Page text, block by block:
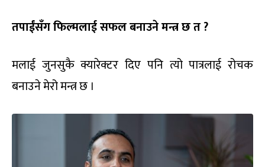
तपाईंसँग फिल्मलाई सफल बनाउने मन्त्र छ त ?
मलाई जुनसुकै क्यारेक्टर दिए पनि त्यो पात्रलाई रोचक
बनाउने मेरो मन्त्र छ ।